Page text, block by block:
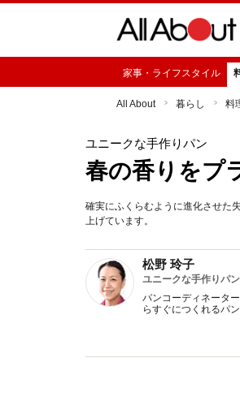
家事・ライフスタイル
All About 暮らし 料
ユニークな手作りパン
春の香りをプ
確実にふくらむように進化させた
上げています。
松野 玲子
ユニークな手作りパ
パンコーディネータ
らすぐにつくれるパ